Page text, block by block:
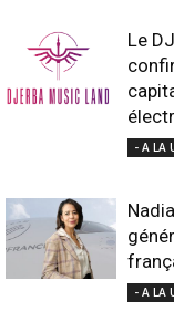
Le
- A LA
- A LA